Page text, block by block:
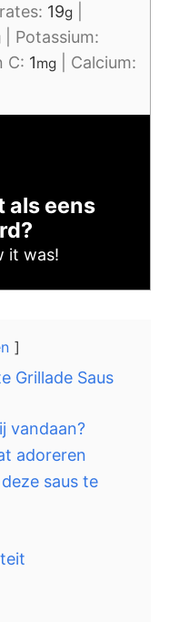
19g
Potassium:
C: 1mg
Calcium:
als eens
it was!
Grillade Saus
vandaan?
adoreren
saus te